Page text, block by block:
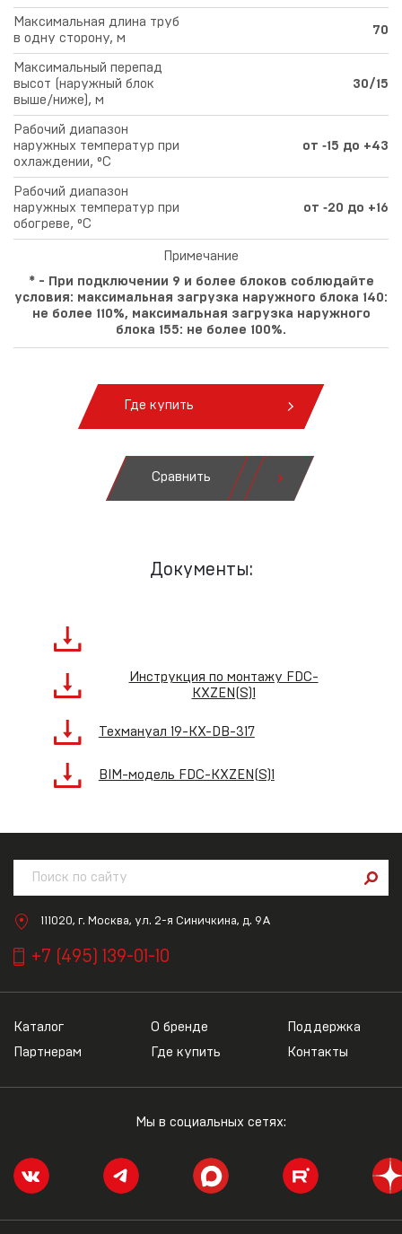
Максимальная длина труб
в одну сторону, м
70
Максимальный перепад
высот (наружный блок
выше/ниже), м
30/15
Рабочий диапазон
наружных температур при
охлаждении, °С
от ‑15 до +43
Рабочий диапазон
наружных температур при
обогреве, °С
от ‑20 до +16
Примечание
* - При подключении 9 и более блоков соблюдайте
условия: максимальная загрузка наружного блока 140:
не более 110%, максимальная загрузка наружного
блока 155: не более 100%.
Где купить
Сравнить
Документы:
Инструкция по монтажу FDC-
KXZEN(S)1
Техмануал 19-KX-DB-317
BIM-модель FDC-KXZEN(S)1
111020, г. Москва, ул. 2-я Синичкина, д. 9А
+7 (495) 139-01-10
Каталог О бренде
Поддержка
Партнерам
Где купить Контакты
Мы в социальных сетях: